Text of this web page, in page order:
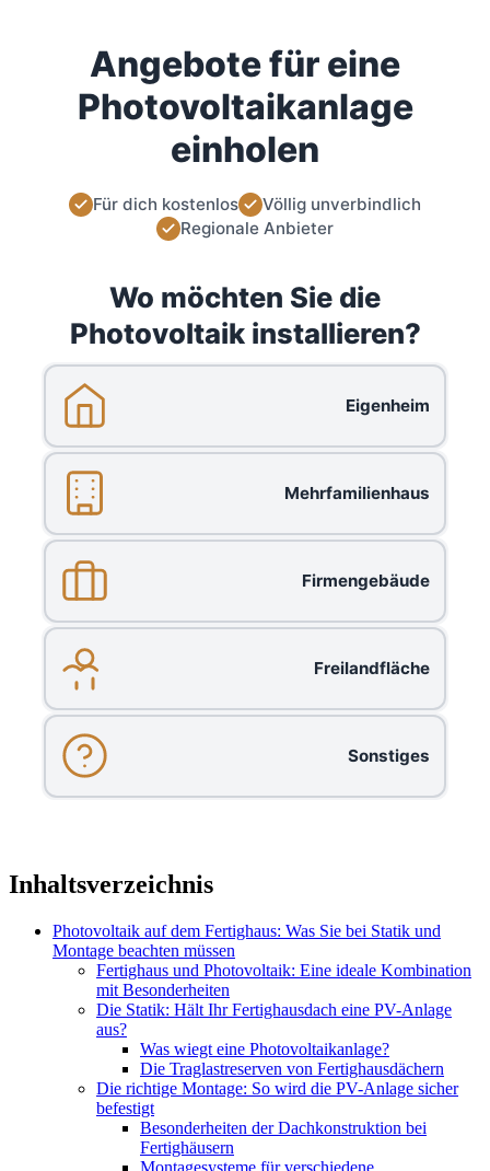
Angebote für eine
Photovoltaikanlage
einholen
Für dich kostenlos
Völlig unverbindlich
Regionale Anbieter
Wo möchten Sie die
Photovoltaik installieren?
Eigenheim
Mehrfamilienhaus
Firmengebäude
Freilandfläche
Sonstiges
Inhaltsverzeichnis
Photovoltaik auf dem Fertighaus: Was Sie bei Statik und
Montage beachten müssen
Fertighaus und Photovoltaik: Eine ideale Kombination
mit Besonderheiten
Die Statik: Hält Ihr Fertighausdach eine PV-Anlage
aus?
Was wiegt eine Photovoltaikanlage?
Die Traglastreserven von Fertighausdächern
Die richtige Montage: So wird die PV-Anlage sicher
befestigt
Besonderheiten der Dachkonstruktion bei
Fertighäusern
Montagesysteme für verschiedene